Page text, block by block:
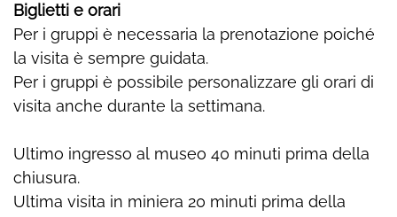
Biglietti e orari
Per i gruppi è necessaria la prenotazione poiché
la visita è sempre guidata.
Per i gruppi è possibile personalizzare gli orari di
visita anche durante la settimana.
Ultimo ingresso al museo 40 minuti prima della
chiusura.
Ultima visita in miniera 20 minuti prima della